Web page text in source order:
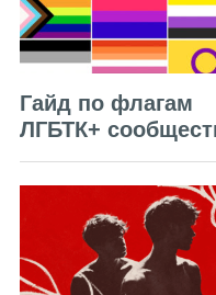
Гайд по флагам
ЛГБТК+